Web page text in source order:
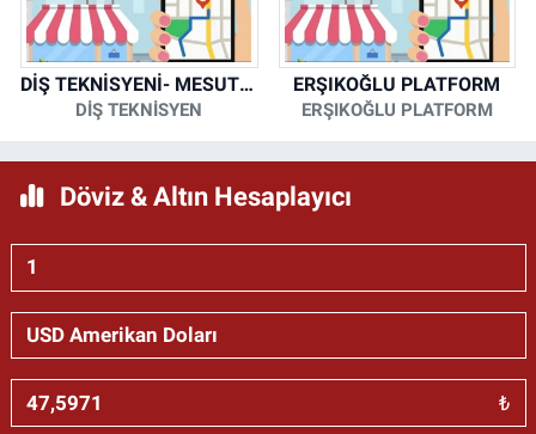
DİŞ TEKNİSYENİ- MESUT KORKMAZ
DİŞ TEKNİSYEN
ERŞIKOĞLU PLATFORM
ERŞIKOĞLU PLATFORM
Döviz & Altın Hesaplayıcı
₺